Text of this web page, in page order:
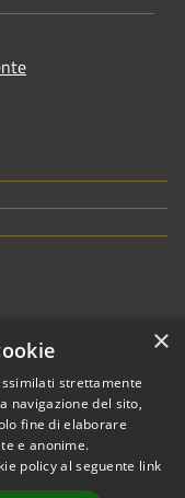
© 2026 • Comune di
• Powered by
×
strettamente
navigazione del sito,
fine di elaborare
e anonime.
policy al seguente link